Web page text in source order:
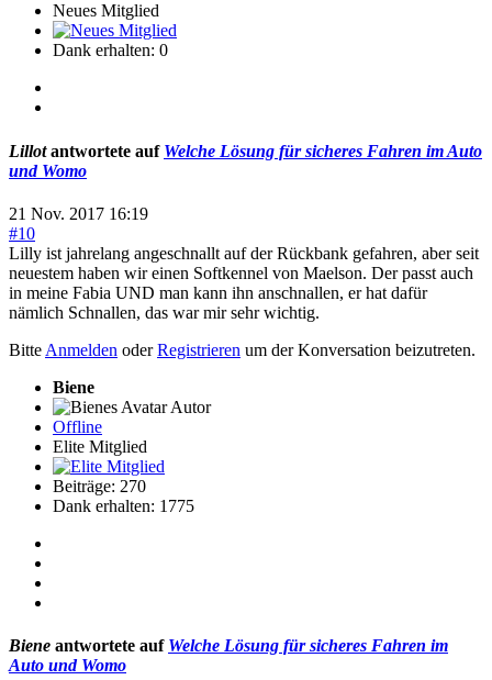
Neues Mitglied
Dank erhalten: 0
Lillotantwortete auf Welche Lösung für sicheres Fahren im Auto
und Womo
21 Nov. 2017 16:19
#10
Lilly ist jahrelang angeschnallt auf der Rückbank gefahren, aber seit
neuestem haben wir einen Softkennel von Maelson. Der passt auch
in meine Fabia UND man kann ihn anschnallen, er hat dafür
nämlich Schnallen, das war mir sehr wichtig.
Bitte Anmelden oderRegistrieren um der Konversation beizutreten.
Biene
Autor
Offline
Elite Mitglied
Beiträge: 270
Dank erhalten: 1775
Biene antwortete auf Welche Lösung für sicheres Fahren im
Auto und Womo